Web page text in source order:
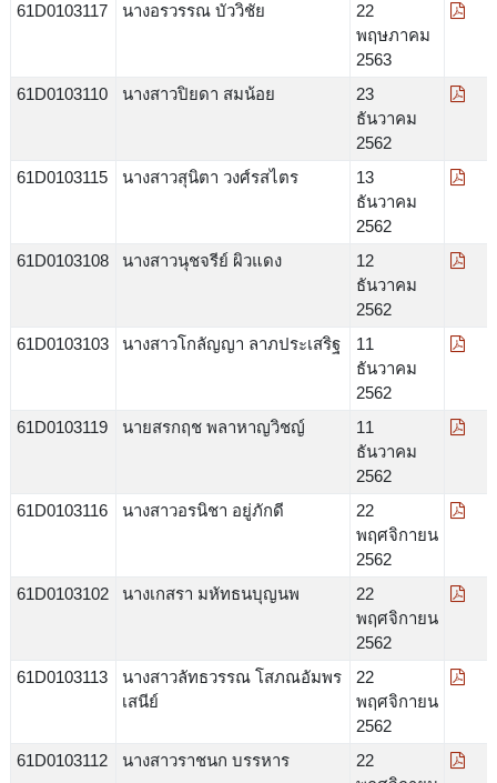
61D0103117 นางอรวรรณ บัววิชัย
22
พฤษภาคม
2563
61D0103110
นางสาวปิยดา สมน้อย
23
ธันวาคม
2562
61D0103115
นางสาวสุนิตา วงศ์รสไตร
13
ธันวาคม
2562
61D0103108
นางสาวนุชจรีย์ ผิวแดง
12
ธันวาคม
2562
61D0103103
นางสาวโกลัญญา ลาภประเสริฐ
11
ธันวาคม
2562
61D0103119
นายสรกฤช พลาหาญวิชญ์
11
ธันวาคม
2562
61D0103116
นางสาวอรนิชา อยู่ภักดี
22
พฤศจิกายน
2562
61D0103102
นางเกสรา มหัทธนบุญนพ
22
พฤศจิกายน
2562
61D0103113
นางสาวลัทธวรรณ โสภณอัมพร
เสนีย์
22
พฤศจิกายน
2562
61D0103112
นางสาวราชนก บรรหาร
22